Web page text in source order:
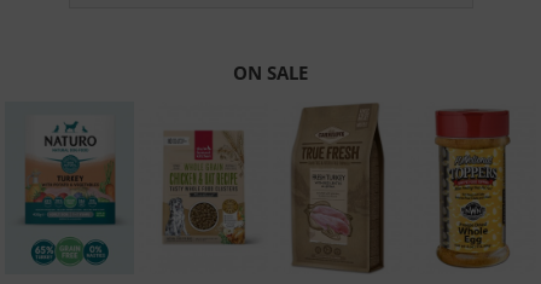
ON SALE